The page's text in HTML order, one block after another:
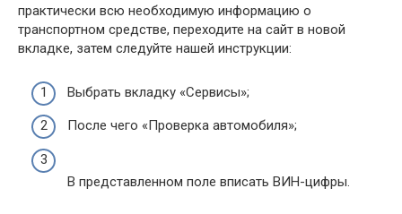
практически всю необходимую информацию о
транспортном средстве, переходите на сайт в новой
вкладке, затем следуйте нашей инструкции:
Выбрать вкладку «Сервисы»;
После чего «Проверка автомобиля»;
В представленном поле вписать ВИН-цифры.